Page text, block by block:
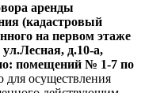
аренды
(кадастровый
на первом этаже
д.10-а,
помещений № 1-7 по
для осуществления